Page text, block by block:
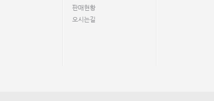
판매현황
오시는길